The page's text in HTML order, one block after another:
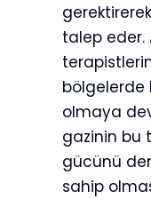
talep eder.
bölgelerde
olmaya
gazinin bu
gücünü
sahip